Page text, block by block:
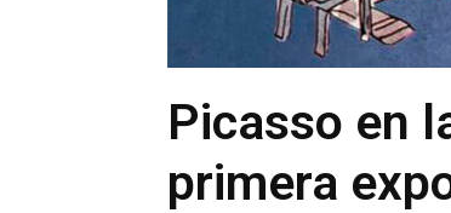
Picasso en
primera